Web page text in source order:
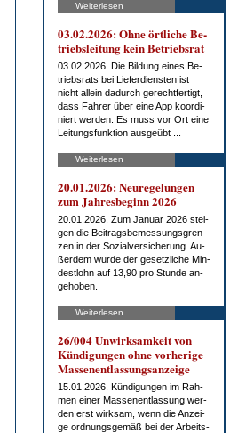
Weiterlesen
03.02.2026: Oh­ne ört­li­che Be­
triebs­lei­tung kein Be­triebs­rat
03.02.2026. Die Bil­dung ei­nes Be­
triebs­rats bei Lie­fer­diens­ten ist
nicht al­lein da­durch ge­recht­fer­tigt,
dass Fah­rer über ei­ne App ko­or­di­
niert wer­den. Es muss vor Ort ei­ne
Lei­tungs­funk­ti­on aus­ge­übt ...
Weiterlesen
20.01.2026: Neu­re­ge­lun­gen
zum Jah­res­be­ginn 2026
20.01.2026. Zum Ja­nu­ar 2026 stei­
gen die Bei­trags­be­mes­sungs­gren­
zen in der So­zi­al­ver­si­che­rung. Au­
ßer­dem wur­de der ge­setz­li­che Min­
dest­lohn auf 13,90 pro St­un­de an­
ge­ho­ben.
Weiterlesen
26/004 Un­wirk­sam­keit von
Kün­di­gun­gen oh­ne vor­he­ri­ge
Mas­sen­ent­las­sungs­an­zei­ge
15.01.2026. Kün­di­gun­gen im Rah­
men ei­ner Mas­sen­ent­las­sung wer­
den erst wirk­sam, wenn die An­zei­
ge ord­nungs­ge­mäß bei der Ar­beits­